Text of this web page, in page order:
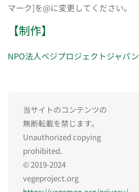
マーク]を@に変更してください。
【制作】
NPO法人ベジプロジェクトジャパン
当サイトのコンテンツの
無断転載を禁じます。
Unauthorized copying
prohibited.
© 2019-2024
vegeproject.org